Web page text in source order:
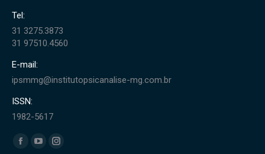
Tel:
31 3275.3873
31 97510.4560
E-mail:
ipsmmg@institutopsicanalise-mg.com.br
ISSN:
1982-5617
Encontre-nos em:
Facebook
YouTubeInstagram